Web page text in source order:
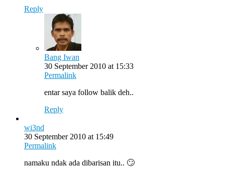
Reply
Bang Iwan
30 September 2010 at 15:33
Permalink
entar saya follow balik deh..
Reply
wi3nd
30 September 2010 at 15:49
Permalink
namaku ndak ada dibarisan itu.. 🙄